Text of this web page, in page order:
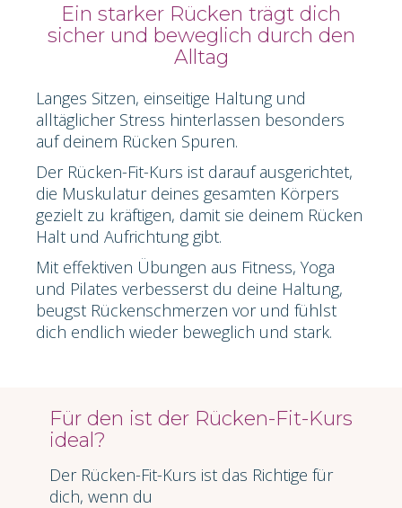
Ein starker Rücken trägt dich
sicher und beweglich durch den
Alltag
Langes Sitzen, einseitige Haltung und
alltäglicher Stress hinterlassen besonders
auf deinem Rücken Spuren.
Der Rücken-Fit-Kurs ist darauf ausgerichtet,
die Muskulatur deines gesamten Körpers
gezielt zu kräftigen, damit sie deinem Rücken
Halt und Aufrichtung gibt.
Mit effektiven Übungen aus Fitness, Yoga
und Pilates verbesserst du deine Haltung,
beugst Rückenschmerzen vor und fühlst
dich endlich wieder beweglich und stark.
Für den ist der Rücken-Fit-Kurs
ideal?
Der Rücken-Fit-Kurs ist das Richtige für
dich, wenn du